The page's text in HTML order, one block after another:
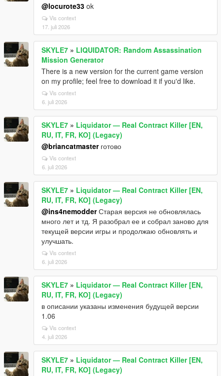
@locurote33 ok
Vis context
17. juli 2026
SKYLE7 » LIQUIDATOR: Random Assassination
Mission Generator
There is a new version for the current game version
on my profile; feel free to download it if you'd like.
Vis context
6. juli 2026
SKYLE7 » Liquidator — Real Contract Killer [EN,
RU, IT, FR, KO] (Legacy)
@briancatmasterготово
Vis context
6. juli 2026
SKYLE7 » Liquidator — Real Contract Killer [EN,
RU, IT, FR, KO] (Legacy)
@ins4nemodderСтарая версия не обновлялась
много лет и тд. Я разобрал ее и собрал заново для
текущей версии игры и продолжаю обновлять и
улучшать.
Vis context
6. juli 2026
SKYLE7 » Liquidator — Real Contract Killer [EN,
RU, IT, FR, KO] (Legacy)
в описании указаны изменения будущей версии
1.06
Vis context
4. juli 2026
SKYLE7 » Liquidator — Real Contract Killer [EN,
RU, IT, FR, KO] (Legacy)